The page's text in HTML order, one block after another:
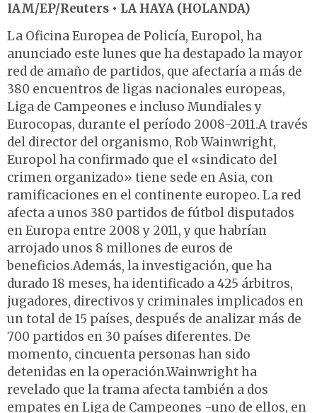
IAM/EP/Reuters • LA HAYA (HOLANDA)
La Oficina Europea de Policía, Europol, ha
anunciado este lunes que ha destapado la mayor
red de amaño de partidos, que afectaría a más de
380 encuentros de ligas nacionales europeas,
Liga de Campeones e incluso Mundiales y
Eurocopas, durante el período 2008-2011.A través
del director del organismo, Rob Wainwright,
Europol ha confirmado que el «sindicato del
crimen organizado» tiene sede en Asia, con
ramificaciones en el continente europeo. La red
afecta a unos 380 partidos de fútbol disputados
en Europa entre 2008 y 2011, y que habrían
arrojado unos 8 millones de euros de
beneficios.Además, la investigación, que ha
durado 18 meses, ha identificado a 425 árbitros,
jugadores, directivos y criminales implicados en
un total de 15 países, después de analizar más de
700 partidos en 30 países diferentes. De
momento, cincuenta personas han sido
detenidas en la operación.Wainwright ha
revelado que la trama afecta también a dos
empates en Liga de Campeones -uno de ellos, en